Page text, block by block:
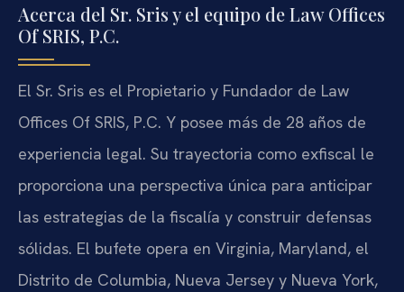
Acerca del Sr. Sris y el equipo de Law Offices
Of SRIS, P.C.
El Sr. Sris es el Propietario y Fundador de Law
Offices Of SRIS, P.C. Y posee más de 28 años de
experiencia legal. Su trayectoria como exfiscal le
proporciona una perspectiva única para anticipar
las estrategias de la fiscalía y construir defensas
sólidas. El bufete opera en Virginia, Maryland, el
Distrito de Columbia, Nueva Jersey y Nueva York,